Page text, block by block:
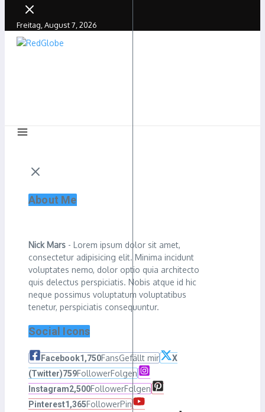
Freitag, August 7, 2026
About Me
Nick Mars - Lorem ipsum dolor sit amet,
consectetur adipisicing elit. Minima incidunt
voluptates nemo, dolor optio quia architecto
quis delectus perspiciatis. Nobis atque id hic
neque possimus voluptatum voluptatibus
tenetur, perspiciatis consequuntur.
Social Icons
Facebook1,750FansGefällt mir
X
(Twitter)759FollowerFolgen
Instagram2,500FollowerFolgen
Pinterest1,365FollowerPin